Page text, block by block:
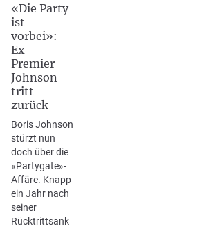
«Die Party
ist
vorbei»:
Ex-
Premier
Johnson
tritt
zurück
Boris Johnson
stürzt nun
doch über die
«Partygate»-
Affäre. Knapp
ein Jahr nach
seiner
Rücktrittsank